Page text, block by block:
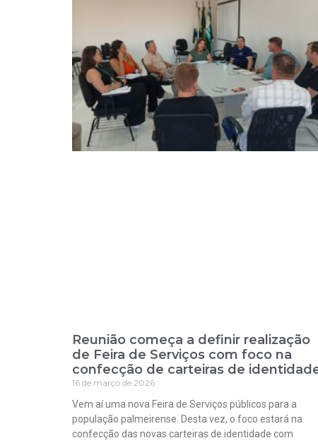
Reunião começa a definir realização
de Feira de Serviços com foco na
confecção de carteiras de
16 de março de 2026
Vem aí uma nova Feira de Serviços públicos para a
população palmeirense. Desta vez, o foco estará na
confecção das novas carteiras de identidade com